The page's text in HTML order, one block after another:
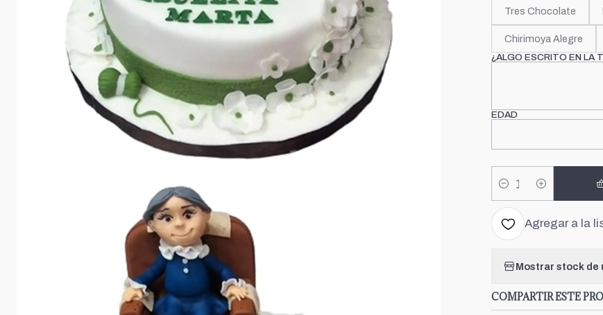
Tres Chocolate
Chirimoya Alegre
¿ALGO ESCRITO EN LA
EDAD
Cantidad
Agregar a la
Mostrar stock de
COMPARTIR ESTE